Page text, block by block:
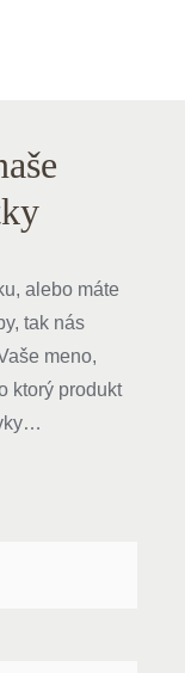
alebo máte
tak nás
meno,
ktorý produkt